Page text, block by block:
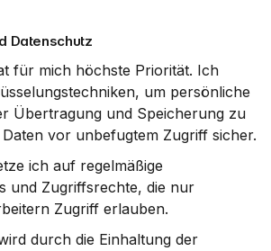
Datenschutz
für mich höchste Priorität. Ich
um persönliche
Übertragung und Speicherung zu
vor unbefugtem Zugriff sicher.
ich auf regelmäßige
und Zugriffsrechte, die nur
Zugriff erlauben.
durch die Einhaltung der